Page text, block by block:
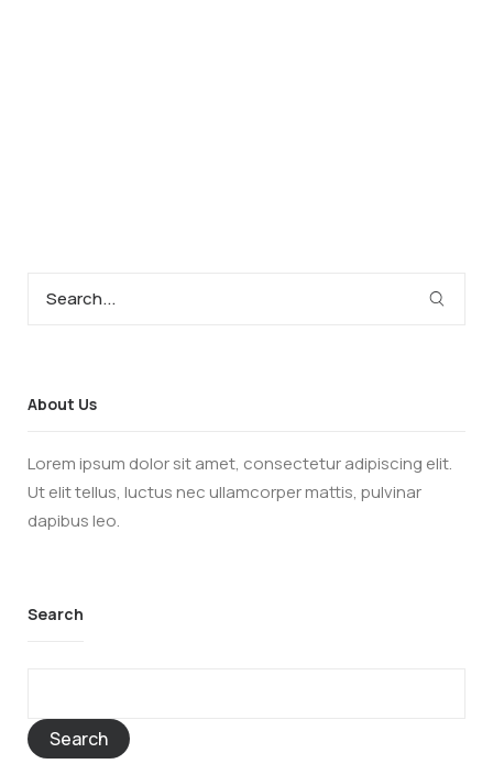
About Us
Lorem ipsum dolor sit amet, consectetur adipiscing elit.
Ut elit tellus, luctus nec ullamcorper mattis, pulvinar
dapibus leo.
Search
Search